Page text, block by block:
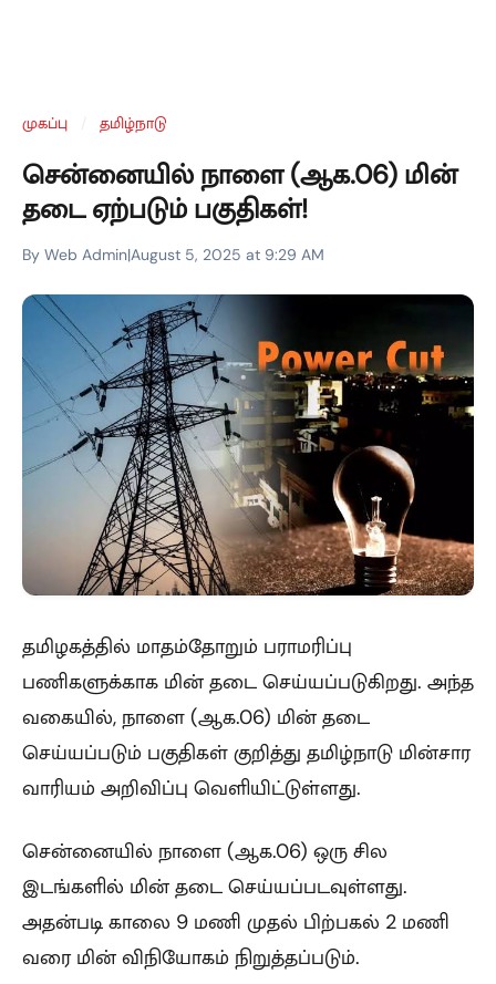
முகப்பு தமிழ்நாடு
சென்னையில் நாளை (ஆக.06) மின்
தடை ஏற்படும் பகுதிகள்!
By Web Admin|August 5, 2025 at 9:29 AM
தமிழகத்தில் மாதம்தோறும் பராமரிப்பு
பணிகளுக்காக மின் தடை செய்யப்படுகிறது. அந்த
வகையில், நாளை (ஆக.06) மின் தடை
செய்யப்படும் பகுதிகள் குறித்து தமிழ்நாடு மின்சார
வாரியம் அறிவிப்பு வெளியிட்டுள்ளது.
சென்னையில் நாளை (ஆக.06) ஒரு சில
இடங்களில் மின் தடை செய்யப்படவுள்ளது.
அதன்படி காலை 9 மணி முதல் பிற்பகல் 2 மணி
வரை மின் விநியோகம் நிறுத்தப்படும்.